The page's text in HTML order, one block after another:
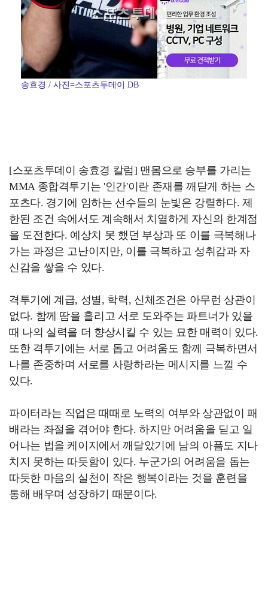
송효경 / 사진=스포츠투데이 DB
[스포츠투데이 송효경 칼럼] 맨몸으로 승부를 가리는
MMA 종합격투기는 '인간'이란 존재를 깨닫게 하는 스
포츠다. 경기에 임하는 선수들의 눈빛은 강렬하다. 제
한된 조건 속에서도 계속해서 치열하게 자신의 한계점
을 도전한다. 예상치 못 했던 부상과 또 이를 극복해나
가는 과정은 고난이지만, 이를 극복하고 성취감과 자
신감을 쌓을 수 있다.
격투기에 계급, 성별, 학력, 신체조건은 아무런 상관이
없다. 함께 땀을 흘리고 서로 도와주는 파트너가 있을
때 나의 실력을 더 향상시킬 수 있는 묘한 매력이 있다.
또한 격투기에는 서로 돕고 어려움도 함께 극복하면서
나를 존중하며 서로를 사랑하라는 메시지를 느낄 수
있다.
파이터라는 직업은 때때로 노력의 여부와 상관없이 패
배라는 좌절을 겪어야 한다. 하지만 어려움을 딛고 일
어나는 법을 케이지에서 깨달았기에 남의 아픔도 지나
치지 못하는 따듯함이 있다. 누군가의 어려움을 돕는
따듯한 마음의 실천이 작은 행복이라는 것을 훈련을
통해 배우며 성장하기 때문이다.